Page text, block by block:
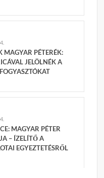
MAGYAR PÉTERÉK:
JELÖLNÉK A
MAGYAR PÉTER
– ÍZELÍTŐ A
EGYEZTETÉSRŐL